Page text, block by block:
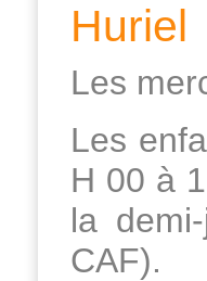
Huriel
Les
Les
H 00 à
la
CAF).